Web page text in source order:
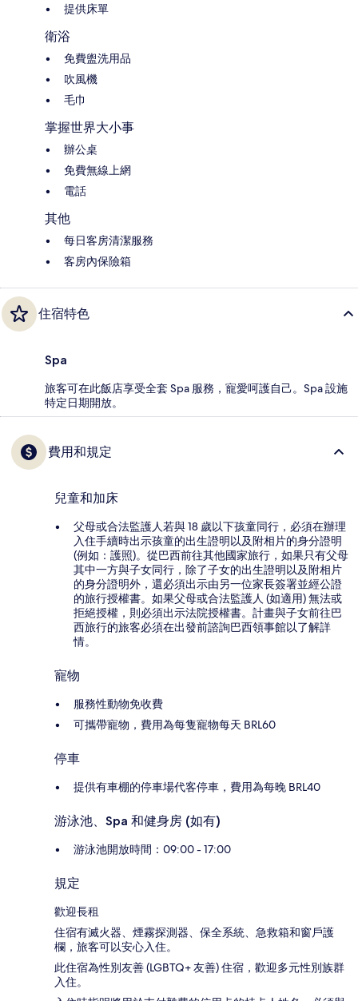
提供床單
衛浴
免費盥洗用品
吹風機
毛巾
掌握世界大小事
辦公桌
免費無線上網
電話
其他
每日客房清潔服務
客房內保險箱
住宿特色
Spa
旅客可在此飯店享受全套 Spa 服務，寵愛呵護自己。Spa 設施
特定日期開放。
費用和規定
兒童和加床
父母或合法監護人若與 18 歲以下孩童同行，必須在辦理
入住手續時出示孩童的出生證明以及附相片的身分證明
(例如：護照)。從巴西前往其他國家旅行，如果只有父母
其中一方與子女同行，除了子女的出生證明以及附相片
的身分證明外，還必須出示由另一位家長簽署並經公證
的旅行授權書。如果父母或合法監護人 (如適用) 無法或
拒絕授權，則必須出示法院授權書。計畫與子女前往巴
西旅行的旅客必須在出發前諮詢巴西領事館以了解詳
情。
寵物
服務性動物免收費
可攜帶寵物，費用為每隻寵物每天 BRL60
停車
提供有車棚的停車場代客停車，費用為每晚 BRL40
游泳池、Spa 和健身房 (如有)
游泳池開放時間：09:00 - 17:00
規定
歡迎長租
住宿有滅火器、煙霧探測器、保全系統、急救箱和窗戶護
欄，旅客可以安心入住。
此住宿為性別友善 (LGBTQ+ 友善) 住宿，歡迎多元性別族群
入住。